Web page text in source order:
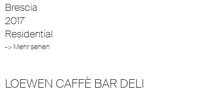
Brescia
2017
Residential
-> Mehr sehen
LOEWEN CAFFÈ BAR DELI